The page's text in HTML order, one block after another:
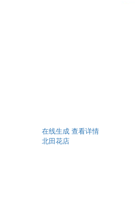
在线生成 查看详情
北田花店